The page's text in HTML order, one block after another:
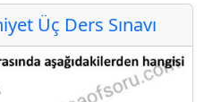
Üç Ders Sınavı